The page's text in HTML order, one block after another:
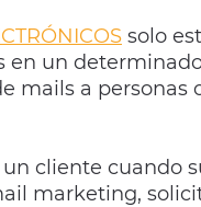
solo
en un
mails a personas
cliente cuando
marketing,